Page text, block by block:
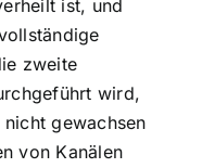
ist, und
zweite
wird,
gewachsen
von Kanälen